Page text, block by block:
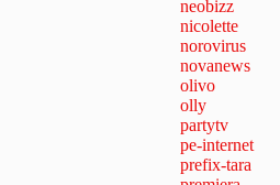
neobizz
nicolette
norovirus
novanews
olivo
olly
partytv
pe-internet
prefix-tara